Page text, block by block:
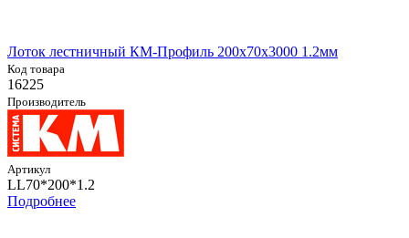
Лоток лестничный КМ-Профиль 200х70х3000 1.2мм
Код товара
16225
Производитель
Артикул
LL70*200*1.2
Подробнее